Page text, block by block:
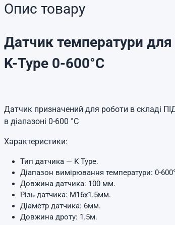
Опис товару
Датчик температури
K-Type 0-600°C
Датчик призначений для роботи в складі
в діапазоні 0-600 °C
Характеристики:
Тип датчика — K Type.
Діапазон вимірювання температури: 0-
Довжина датчика: 100 мм.
Різь датчика: М16х1.5мм.
Діаметр датчика: 6мм.
Довжина дроту: 1.5м.